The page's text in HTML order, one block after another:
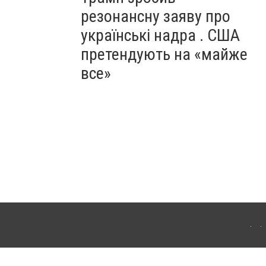
резонансну заяву про
українські надра . США
претендують на «майже
все»